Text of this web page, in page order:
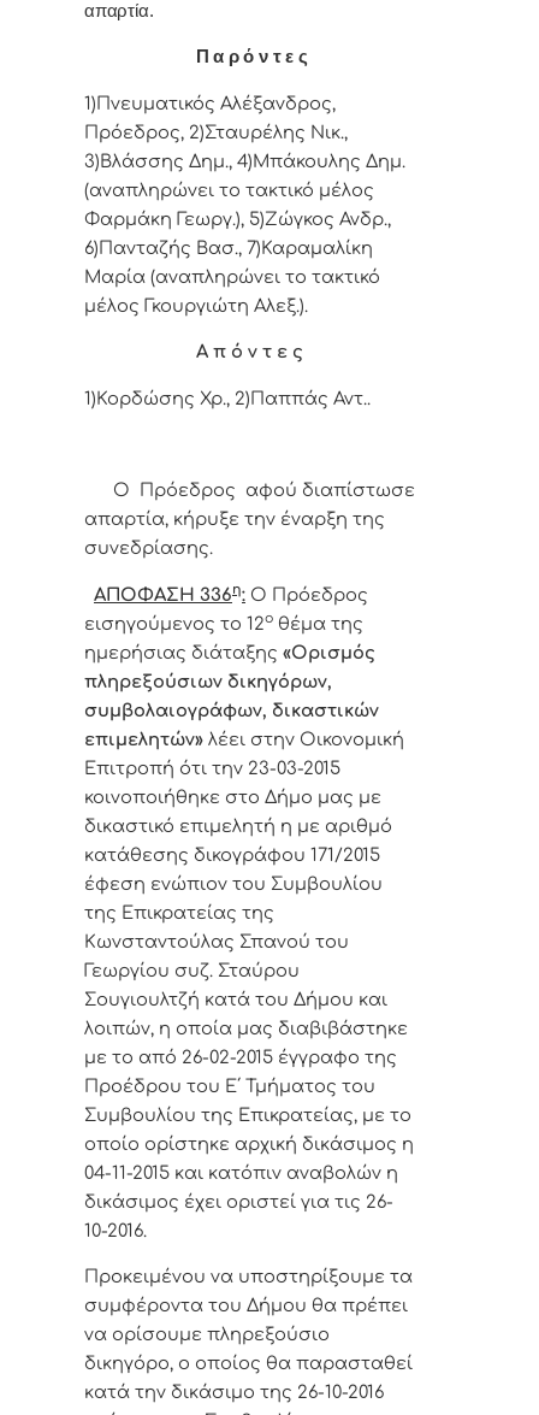
απαρτία.
Π α ρ ό ν τ ε ς
1)Πνευματικός Αλέξανδρος,
Πρόεδρος, 2)Σταυρέλης Νικ.,
3)Βλάσσης Δημ., 4)Μπάκουλης Δημ.
(αναπληρώνει το τακτικό μέλος
Φαρμάκη Γεωργ.), 5)Ζώγκος Ανδρ.,
6)Πανταζής Βασ., 7)Καραμαλίκη
Μαρία (αναπληρώνει το τακτικό
μέλος Γκουργιώτη Αλεξ.).
Α π ό ν τ ε ς
1)Κορδώσης Χρ., 2)Παππάς Αντ..
Ο Πρόεδρος αφού διαπίστωσε
απαρτία, κήρυξε την έναρξη της
συνεδρίασης.
ΑΠΟΦΑΣΗ 336η: Ο Πρόεδρος
εισηγούμενος το 12ο θέμα της
ημερήσιας διάταξης «Ορισμός
πληρεξούσιων δικηγόρων,
συμβολαιογράφων, δικαστικών
επιμελητών» λέει στην Οικονομική
Επιτροπή ότι την 23-03-2015
κοινοποιήθηκε στο Δήμο μας με
δικαστικό επιμελητή η με αριθμό
κατάθεσης δικογράφου 171/2015
έφεση ενώπιον του Συμβουλίου
της Επικρατείας της
Κωνσταντούλας Σπανού του
Γεωργίου συζ. Σταύρου
Σουγιουλτζή κατά του Δήμου και
λοιπών, η οποία μας διαβιβάστηκε
με το από 26-02-2015 έγγραφο της
Προέδρου του Ε΄ Τμήματος του
Συμβουλίου της Επικρατείας, με το
οποίο ορίστηκε αρχική δικάσιμος η
04-11-2015 και κατόπιν αναβολών η
δικάσιμος έχει οριστεί για τις 26-
10-2016.
Προκειμένου να υποστηρίξουμε τα
συμφέροντα του Δήμου θα πρέπει
να ορίσουμε πληρεξούσιο
δικηγόρο, ο οποίος θα παρασταθεί
κατά την δικάσιμο της 26-10-2016